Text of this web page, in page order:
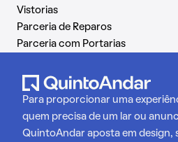
Vistorias
Parceria de Reparos
Parceria com Portarias
Para proporcionar uma
quem precisa de um lar ou
QuintoAndar aposta em design,